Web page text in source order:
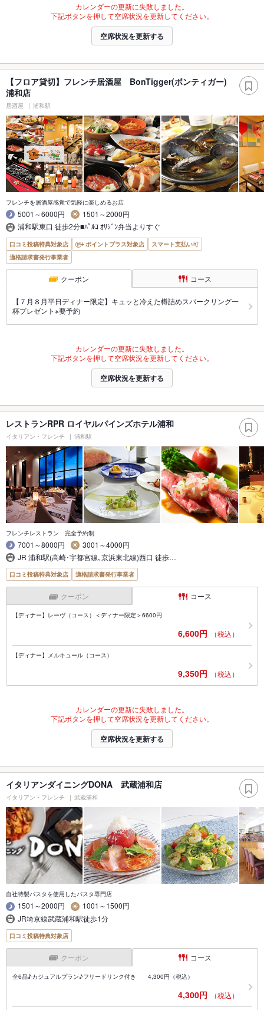
カレンダーの更新に失敗しました。
下記ボタンを押して空席状況を更新してください。
空席状況を更新する
【フロア貸切】フレンチ居酒屋 BonTigger(ボンティガー)
浦和店
居酒屋 浦和駅
フレンチを居酒屋感覚で気軽に楽しめるお店
5001～6000円
1501～2000円
浦和駅東口 徒歩2分■ﾊﾟﾙｺ ｵﾘｼﾞﾝ弁当よりすぐ
口コミ投稿特典対象店 ポイントプラス対象店
スマート支払い可
適格請求書発行事業者
クーポン コース
【７月８月平日ディナー限定】キュッと冷えた樽詰めスパークリング一
杯プレゼント※要予約
カレンダーの更新に失敗しました。
下記ボタンを押して空席状況を更新してください。
空席状況を更新する
レストランRPR ロイヤルパインズホテル浦和
イタリアン・フレンチ 浦和駅
フレンチレストラン 完全予約制
7001～8000円
3001～4000円
JR 浦和駅(高崎･宇都宮線､京浜東北線)西口 徒歩…
口コミ投稿特典対象店 適格請求書発行事業者
クーポン コース
【ディナー】レーヴ（コース）＜ディナー限定＞6600円
6,600円 （税込）
【ディナー】メルキュール（コース）
9,350円 （税込）
カレンダーの更新に失敗しました。
下記ボタンを押して空席状況を更新してください。
空席状況を更新する
イタリアンダイニングDONA 武蔵浦和店
イタリアン・フレンチ 武蔵浦和
自社特製パスタを使用したパスタ専門店
1501～2000円
1001～1500円
JR埼京線武蔵浦和駅徒歩1分
口コミ投稿特典対象店
クーポン コース
全6品♪カジュアルプラン♪フリードリンク付き 4,300円（税込）
4,300円 （税込）